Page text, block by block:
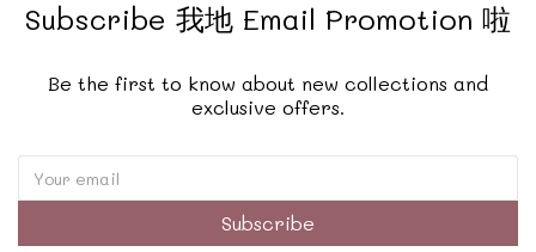
Subscribe 我地 Email Promotion 啦
Be the first to know about new collections and
exclusive offers.
Subscribe